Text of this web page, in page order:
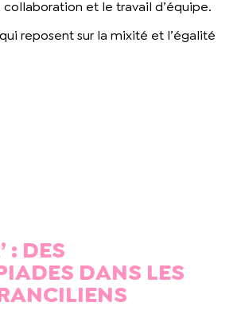
collaboration et le travail d’équipe.
reposent sur la mixité et l’égalité
: DES
DANS LES